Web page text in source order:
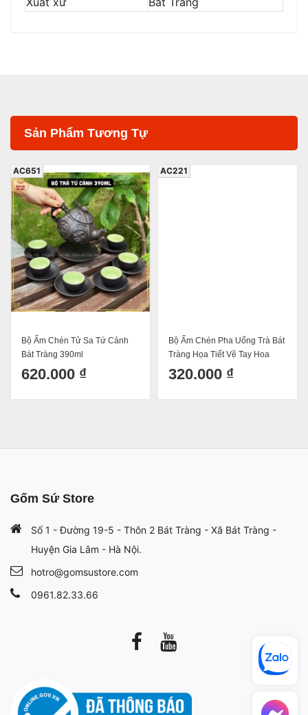
Sản Phẩm Tương Tự
Bộ Ấm Chén Tử Sa Tứ Cảnh
Bát Tràng 390ml
620.000 ₫
AC651
Bộ Ấm Chén Pha Uống Trà Bát
Tràng Họa Tiết Vẽ Tay Hoa
Đào Men Tiêu Vàng – Dáng
Ấm Giỏ Cua Quai Đồng Độc
320.000 ₫
AC221
Gốm Sứ Store
Số 1 - Đường 19-5 - Thôn 2 Bát Tràng - Xã Bát Tràng -
Huyện Gia Lâm - Hà Nội.
hotro@gomsustore.com
0961.82.33.66